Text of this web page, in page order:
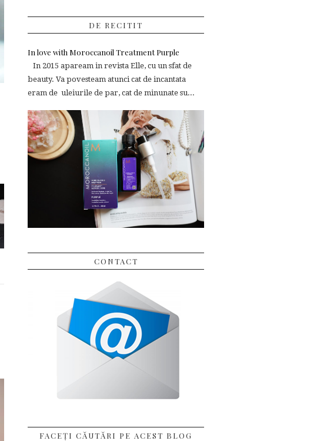
DE RECITIT
In love with Moroccanoil Treatment Purple
In 2015 apaream in revista Elle, cu un sfat de
beauty. Va povesteam atunci cat de incantata
eram de uleiurile de par, cat de minunate su...
CONTACT
FACEȚI CĂUTĂRI PE ACEST BLOG